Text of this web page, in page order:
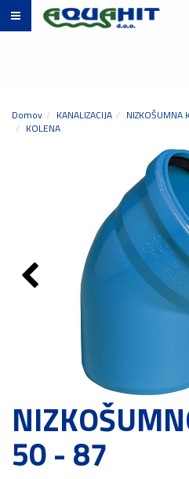
Domov KANALIZACIJA
NIZKOŠUMNA
KOLENA
50 - 87